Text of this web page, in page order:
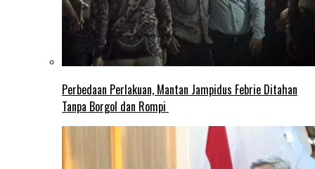
Perbedaan Perlakuan, Mantan Jampidus Febrie Ditahan
Tanpa Borgol dan Rompi